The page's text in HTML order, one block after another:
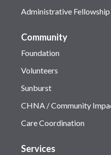
Administrative Fellowship
Community
Foundation
Volunteers
Sunburst
CHNA / Community
Care Coordination
Services